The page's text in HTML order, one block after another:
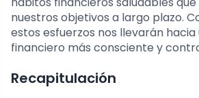
nuestros objetivos a largo plazo.
estos esfuerzos nos llevarán
financiero más consciente y
Recapitulación